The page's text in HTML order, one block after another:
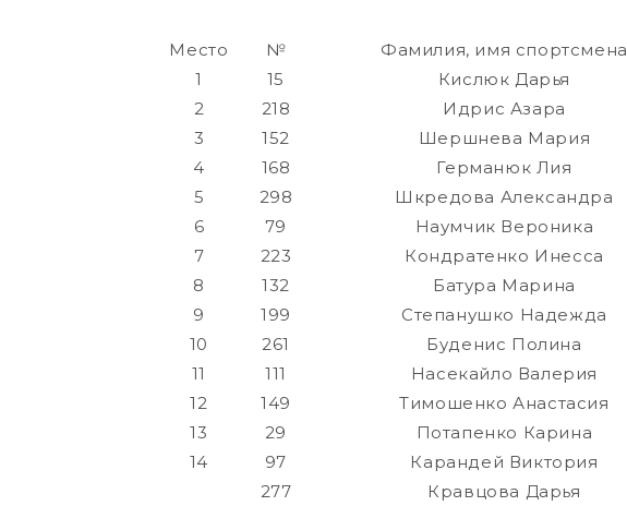
Место № Фамилия, имя спортсмена
1
15 Кислюк Дарья
2
218 Идрис Азара
3
152 Шершнева Мария
4
168 Германюк Лия
5
298 Шкредова Александра
6
79 Наумчик Вероника
7
223 Кондратенко Инесса
8
132 Батура Марина
9
199 Степанушко Надежда
10
261 Буденис Полина
11
111 Насекайло Валерия
12
149 Тимошенко Анастасия
13
29 Потапенко Карина
14
97 Карандей Виктория
277
Кравцова Дарья